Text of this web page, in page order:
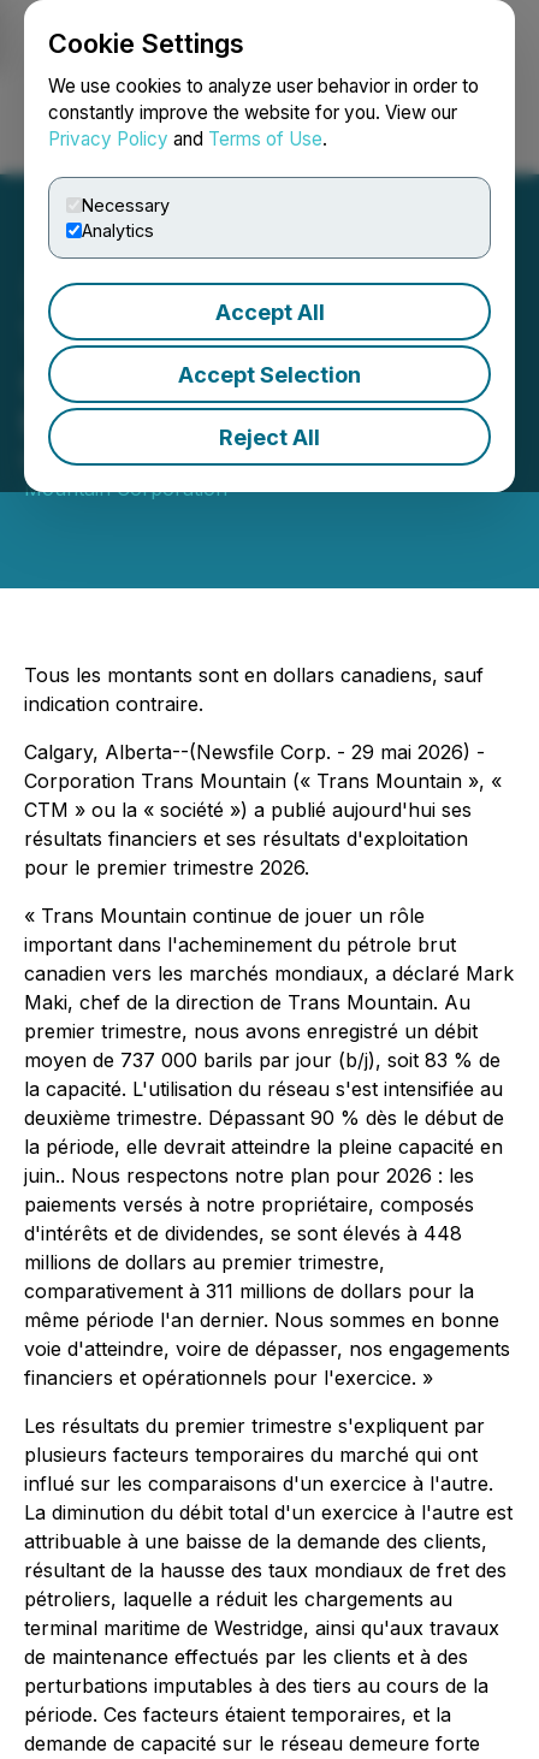
Cookie Settings
We use cookies to analyze user behavior in order to
constantly improve the website for you. View our
Privacy Policy and Terms of Use.
Necessary
Analytics
Accept All
Accept Selection
Reject All
Login Search Français
Trans Mountain annonce
ses résultats du premier
trimestre de 2026
May 29, 2026 1:09 PM EDT | Source:Trans
Mountain Corporation
Tous les montants sont en dollars canadiens, sauf
indication contraire.
Calgary, Alberta--(Newsfile Corp. - 29 mai 2026) -
Corporation Trans Mountain (« Trans Mountain », «
CTM » ou la « société ») a publié aujourd'hui ses
résultats financiers et ses résultats d'exploitation
pour le premier trimestre 2026.
« Trans Mountain continue de jouer un rôle
important dans l'acheminement du pétrole brut
canadien vers les marchés mondiaux, a déclaré Mark
Maki, chef de la direction de Trans Mountain. Au
premier trimestre, nous avons enregistré un débit
moyen de 737 000 barils par jour (b/j), soit 83 % de
la capacité. L'utilisation du réseau s'est intensifiée au
deuxième trimestre. Dépassant 90 % dès le début de
la période, elle devrait atteindre la pleine capacité en
juin.. Nous respectons notre plan pour 2026 : les
paiements versés à notre propriétaire, composés
d'intérêts et de dividendes, se sont élevés à 448
millions de dollars au premier trimestre,
comparativement à 311 millions de dollars pour la
même période l'an dernier. Nous sommes en bonne
voie d'atteindre, voire de dépasser, nos engagements
financiers et opérationnels pour l'exercice. »
Les résultats du premier trimestre s'expliquent par
plusieurs facteurs temporaires du marché qui ont
influé sur les comparaisons d'un exercice à l'autre.
La diminution du débit total d'un exercice à l'autre est
attribuable à une baisse de la demande des clients,
résultant de la hausse des taux mondiaux de fret des
pétroliers, laquelle a réduit les chargements au
terminal maritime de Westridge, ainsi qu'aux travaux
de maintenance effectués par les clients et à des
perturbations imputables à des tiers au cours de la
période. Ces facteurs étaient temporaires, et la
demande de capacité sur le réseau demeure forte